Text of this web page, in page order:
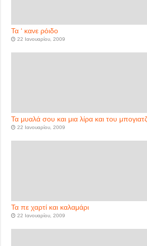
Τα ‘ κανε ρόιδο
22 Ιανουαρίου, 2009
Τα μυαλά σου και μια λίρα και του
22 Ιανουαρίου, 2009
Τα πε χαρτί και καλαμάρι
22 Ιανουαρίου, 2009